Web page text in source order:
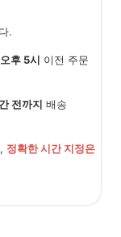
.
후 5시 이전 주문
전까지 배송
정확한 시간 지정은